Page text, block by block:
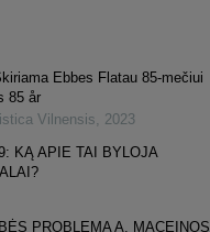
Ebbes Flatau 85-mečiui
85 år
Vilnensis, 2023
KĄ APIE TAI BYLOJA
PROBLEMA A. MACEINOS